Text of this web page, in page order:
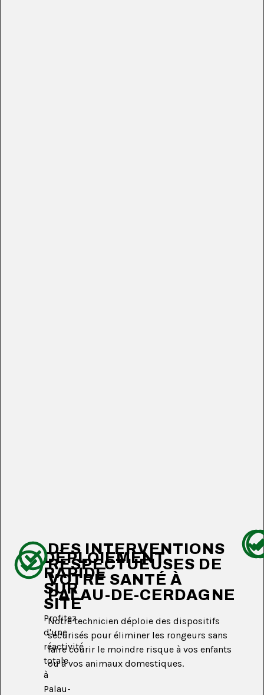
DÉPLOIEMENT
RAPIDE
SUR
SITE
Profitez
d'une
réactivité
totale
à
Palau-
DES INTERVENTIONS
RESPECTUEUSES DE
VOTRE SANTÉ À
PALAU-DE-CERDAGNE
Notre technicien déploie des dispositifs
sécurisés pour éliminer les rongeurs sans
faire courir le moindre risque à vos enfants
ou à vos animaux domestiques.